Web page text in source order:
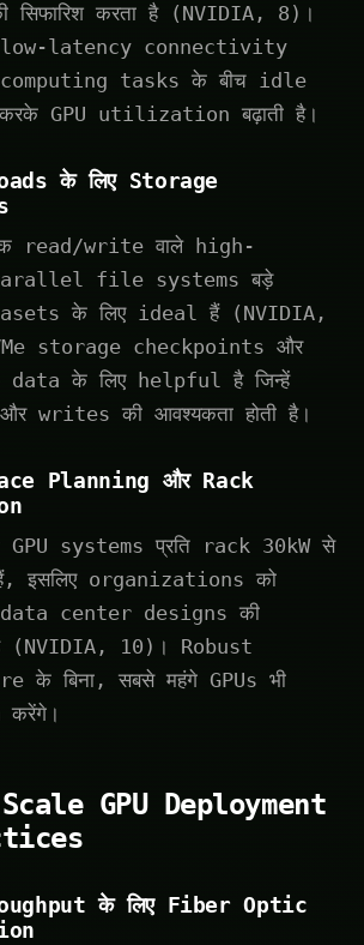
सिफारिश करता है (NVIDIA, 8)।
low-latency connectivity
tasks के बीच idle
GPU utilization बढ़ाती है।
के लिए Storage
read/write वाले high-
file systems बड़े
के लिए ideal हैं (NVIDIA,
storage checkpoints और
के लिए helpful है जिन्हें
writes की आवश्यकता होती है।
Planning और Rack
systems प्रति rack 30kW से
इसलिए organizations को
center designs की
है (NVIDIA, 10)। Robust
बिना, सबसे महंगे GPUs भी
GPU Deployment
के लिए Fiber Optic